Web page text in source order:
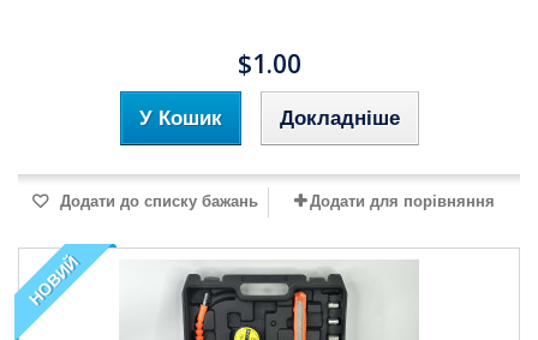
$1.00
У Кошик Докладніше
Додати до списку бажань Додати для порівняння
НОВИЙ